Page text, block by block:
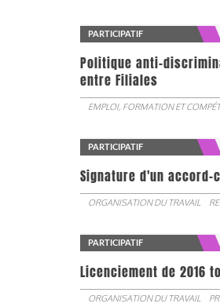
PARTICIPATIF
Politique anti-
entre Filiales
EMPLOI, FORMATION ET
PARTICIPATIF
Signature d'un
ORGANISATION DU TRAVAIL
PARTICIPATIF
Licenciement de 2016
ORGANISATION DU TRAVAIL